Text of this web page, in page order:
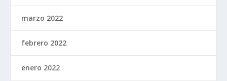
marzo 2022
febrero 2022
enero 2022